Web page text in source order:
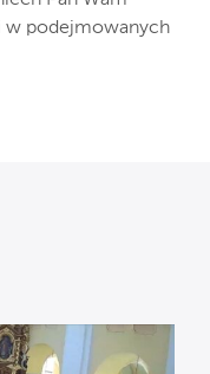
w podejmowanych